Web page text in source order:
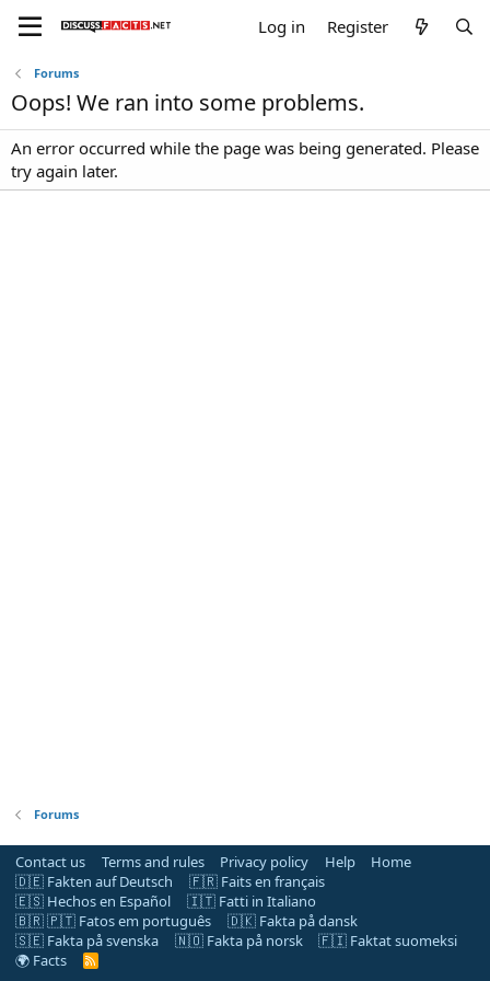
Log in Register
Forums
Oops! We ran into some problems.
An error occurred while the page was being generated. Please
try again later.
Forums
Contact us Terms and rules Privacy policy Help
Home
🇩🇪 Fakten auf Deutsch
🇫🇷 Faits en français
🇪🇸 Hechos en Español
🇮🇹 Fatti in Italiano
🇧🇷 🇵🇹 Fatos em português
🇩🇰 Fakta på dansk
🇸🇪 Fakta på svenska
🇳🇴 Fakta på norsk
🇫🇮 Faktat suomeksi
🌍 Facts
R